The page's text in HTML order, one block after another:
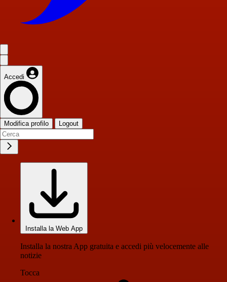
Accedi
Modifica profilo Logout
Installa la Web App
Installa la nostra App gratuita e accedi più velocemente alle
notizie
Tocca